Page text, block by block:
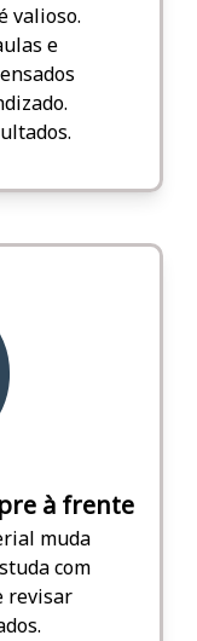
valioso.
e
à frente
muda
com
revisar